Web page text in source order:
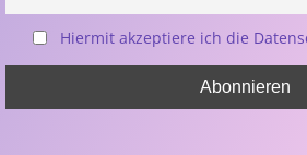
Hiermit akzeptiere ich die